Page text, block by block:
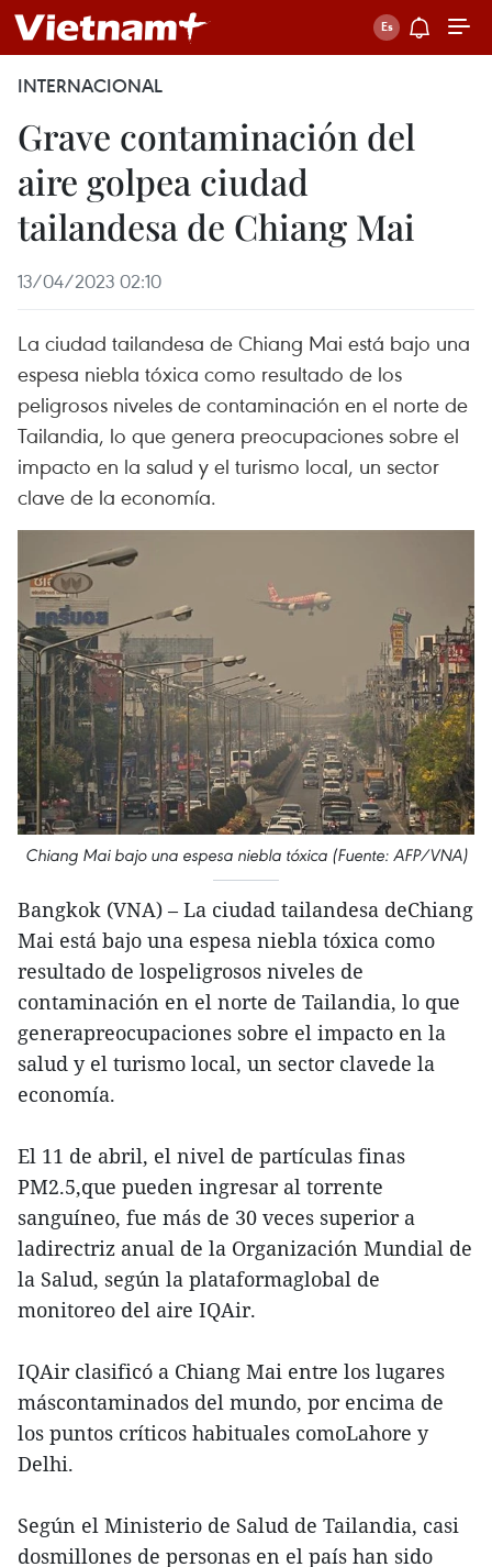
INTERNACIONAL
Grave contaminación del
aire golpea ciudad
tailandesa de Chiang Mai
13/04/2023 02:10
La ciudad tailandesa de Chiang Mai está bajo una
espesa niebla tóxica como resultado de los
peligrosos niveles de contaminación en el norte de
Tailandia, lo que genera preocupaciones sobre el
impacto en la salud y el turismo local, un sector
clave de la economía.
Chiang Mai bajo una espesa niebla tóxica (Fuente: AFP/VNA)
Bangkok (VNA) – La ciudad tailandesa deChiang
Mai está bajo una espesa niebla tóxica como
resultado de lospeligrosos niveles de
contaminación en el norte de Tailandia, lo que
generapreocupaciones sobre el impacto en la
salud y el turismo local, un sector clavede la
economía.
El 11 de abril, el nivel de partículas finas
PM2.5,que pueden ingresar al torrente
sanguíneo, fue más de 30 veces superior a
ladirectriz anual de la Organización Mundial de
la Salud, según la plataformaglobal de
monitoreo del aire IQAir.
IQAir clasificó a Chiang Mai entre los lugares
máscontaminados del mundo, por encima de
los puntos críticos habituales comoLahore y
Delhi.
Según el Ministerio de Salud de Tailandia, casi
dosmillones de personas en el país han sido